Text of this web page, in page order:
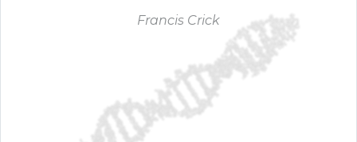
Francis Crick